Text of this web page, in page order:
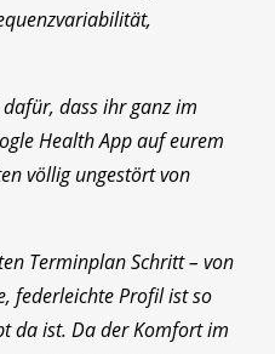
dass ihr ganz im
Health App auf eurem
völlig ungestört von
Terminplan Schritt – von
federleichte Profil ist so
da ist. Da der Komfort im